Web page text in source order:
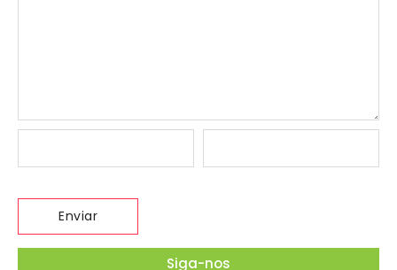
Siga-nos